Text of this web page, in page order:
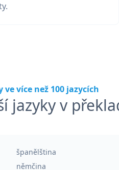
více než 100 jazycích
jazyky v
španělština
němčina